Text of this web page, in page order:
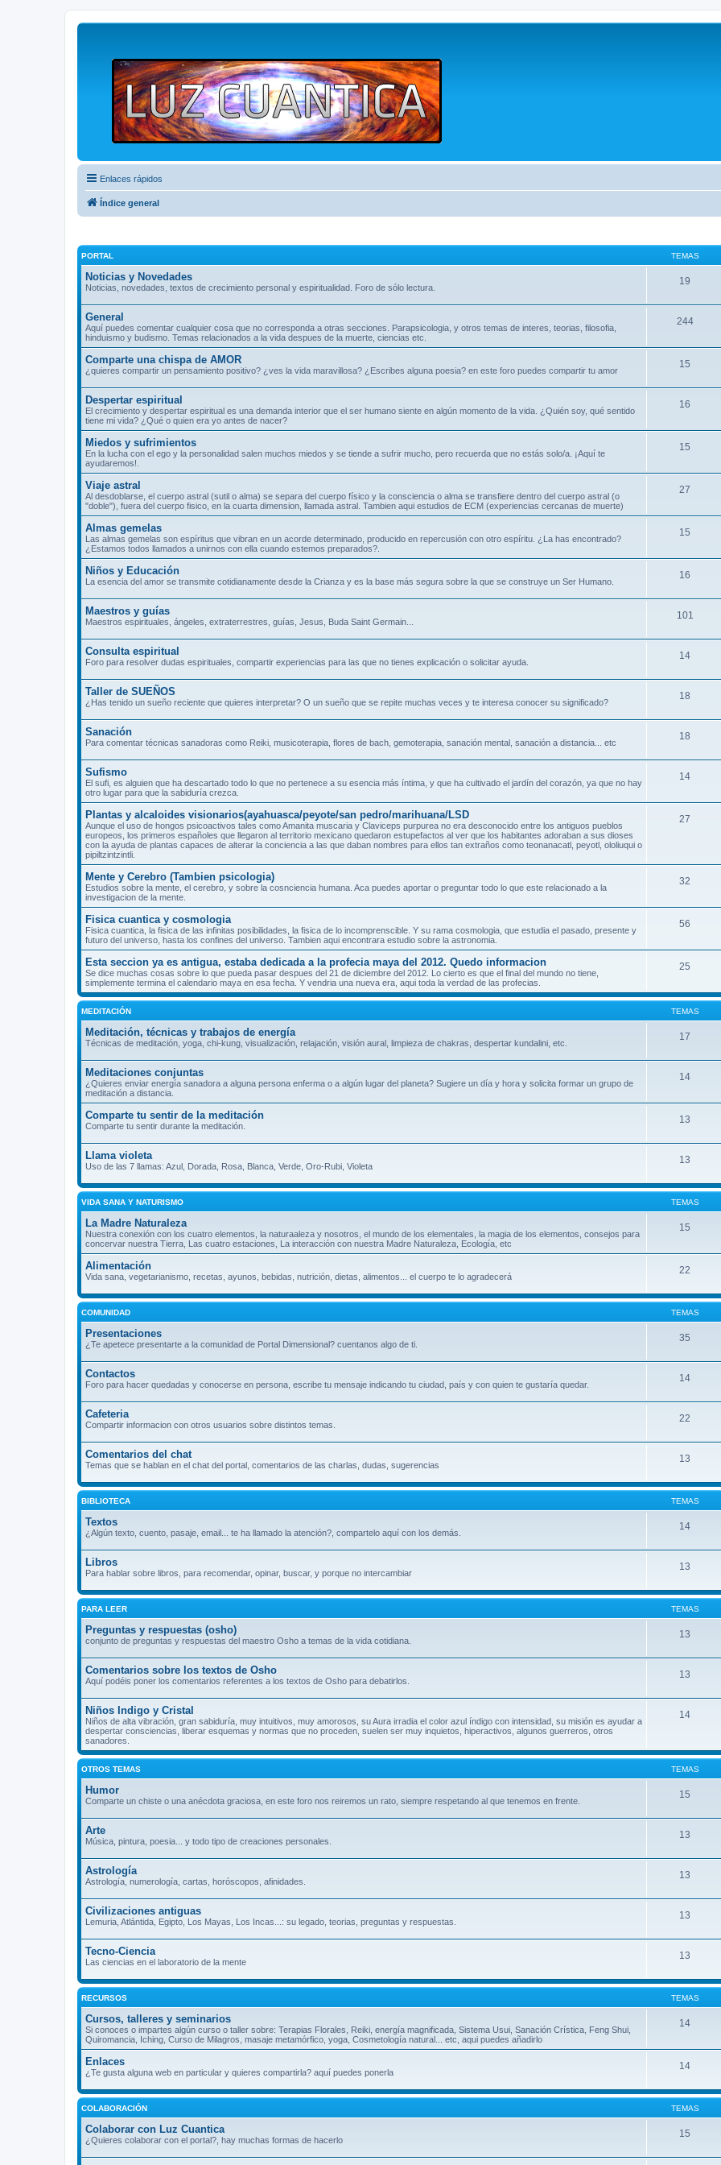
Enlaces rápidos
Índice general
PORTAL TEMAS
Noticias y Novedades
Noticias, novedades, textos de crecimiento personal y espiritualidad. Foro de sólo lectura.
19
General
Aquí puedes comentar cualquier cosa que no corresponda a otras secciones. Parapsicologia, y otros temas de interes, teorias, filosofia,
hinduismo y budismo. Temas relacionados a la vida despues de la muerte, ciencias etc.
244
Comparte una chispa de AMOR
¿quieres compartir un pensamiento positivo? ¿ves la vida maravillosa? ¿Escribes alguna poesia? en este foro puedes compartir tu amor
15
Despertar espiritual
El crecimiento y despertar espiritual es una demanda interior que el ser humano siente en algún momento de la vida. ¿Quién soy, qué sentido
tiene mi vida? ¿Qué o quien era yo antes de nacer?
16
Miedos y sufrimientos
En la lucha con el ego y la personalidad salen muchos miedos y se tiende a sufrir mucho, pero recuerda que no estás solo/a. ¡Aquí te
ayudaremos!.
15
Viaje astral
Al desdoblarse, el cuerpo astral (sutil o alma) se separa del cuerpo físico y la consciencia o alma se transfiere dentro del cuerpo astral (o
"doble"), fuera del cuerpo fisico, en la cuarta dimension, llamada astral. Tambien aqui estudios de ECM (experiencias cercanas de muerte)
27
Almas gemelas
Las almas gemelas son espíritus que vibran en un acorde determinado, producido en repercusión con otro espíritu. ¿La has encontrado?
¿Estamos todos llamados a unirnos con ella cuando estemos preparados?.
15
Niños y Educación
La esencia del amor se transmite cotidianamente desde la Crianza y es la base más segura sobre la que se construye un Ser Humano.
16
Maestros y guías
Maestros espirituales, ángeles, extraterrestres, guías, Jesus, Buda Saint Germain...
101
Consulta espiritual
Foro para resolver dudas espirituales, compartir experiencias para las que no tienes explicación o solicitar ayuda.
14
Taller de SUEÑOS
¿Has tenido un sueño reciente que quieres interpretar? O un sueño que se repite muchas veces y te interesa conocer su significado?
18
Sanación
Para comentar técnicas sanadoras como Reiki, musicoterapia, flores de bach, gemoterapia, sanación mental, sanación a distancia... etc
18
Sufismo
El sufi, es alguien que ha descartado todo lo que no pertenece a su esencia más íntima, y que ha cultivado el jardín del corazón, ya que no hay
otro lugar para que la sabiduría crezca.
14
Plantas y alcaloides visionarios(ayahuasca/peyote/san pedro/marihuana/LSD
Aunque el uso de hongos psicoactivos tales como Amanita muscaria y Claviceps purpurea no era desconocido entre los antiguos pueblos
europeos, los primeros españoles que llegaron al territorio mexicano quedaron estupefactos al ver que los habitantes adoraban a sus dioses
con la ayuda de plantas capaces de alterar la conciencia a las que daban nombres para ellos tan extraños como teonanacatl, peyotl, ololiuqui o
pipiltzintzintli.
27
Mente y Cerebro (Tambien psicologia)
Estudios sobre la mente, el cerebro, y sobre la cosnciencia humana. Aca puedes aportar o preguntar todo lo que este relacionado a la
investigacion de la mente.
32
Fisica cuantica y cosmologia
Fisica cuantica, la fisica de las infinitas posibilidades, la fisica de lo incomprenscible. Y su rama cosmologia, que estudia el pasado, presente y
futuro del universo, hasta los confines del universo. Tambien aqui encontrara estudio sobre la astronomia.
56
Esta seccion ya es antigua, estaba dedicada a la profecia maya del 2012. Quedo informacion
Se dice muchas cosas sobre lo que pueda pasar despues del 21 de diciembre del 2012. Lo cierto es que el final del mundo no tiene,
simplemente termina el calendario maya en esa fecha. Y vendria una nueva era, aqui toda la verdad de las profecias.
25
MEDITACIÓN TEMAS
Meditación, técnicas y trabajos de energía
Técnicas de meditación, yoga, chi-kung, visualización, relajación, visión aural, limpieza de chakras, despertar kundalini, etc.
17
Meditaciones conjuntas
¿Quieres enviar energía sanadora a alguna persona enferma o a algún lugar del planeta? Sugiere un día y hora y solicita formar un grupo de
meditación a distancia.
14
Comparte tu sentir de la meditación
Comparte tu sentir durante la meditación.
13
Llama violeta
Uso de las 7 llamas: Azul, Dorada, Rosa, Blanca, Verde, Oro-Rubi, Violeta
13
VIDA SANA Y NATURISMO TEMAS
La Madre Naturaleza
Nuestra conexión con los cuatro elementos, la naturaaleza y nosotros, el mundo de los elementales, la magia de los elementos, consejos para
concervar nuestra Tierra, Las cuatro estaciones, La interacción con nuestra Madre Naturaleza, Ecología, etc
15
Alimentación
Vida sana, vegetarianismo, recetas, ayunos, bebidas, nutrición, dietas, alimentos... el cuerpo te lo agradecerá
22
COMUNIDAD TEMAS
Presentaciones
¿Te apetece presentarte a la comunidad de Portal Dimensional? cuentanos algo de ti.
35
Contactos
Foro para hacer quedadas y conocerse en persona, escribe tu mensaje indicando tu ciudad, país y con quien te gustaría quedar.
14
Cafeteria
Compartir informacion con otros usuarios sobre distintos temas.
22
Comentarios del chat
Temas que se hablan en el chat del portal, comentarios de las charlas, dudas, sugerencias
13
BIBLIOTECA TEMAS
Textos
¿Algún texto, cuento, pasaje, email... te ha llamado la atención?, compartelo aquí con los demás.
14
Libros
Para hablar sobre libros, para recomendar, opinar, buscar, y porque no intercambiar
13
PARA LEER TEMAS
Preguntas y respuestas (osho)
conjunto de preguntas y respuestas del maestro Osho a temas de la vida cotidiana.
13
Comentarios sobre los textos de Osho
Aquí podéis poner los comentarios referentes a los textos de Osho para debatirlos.
13
Niños Indigo y Cristal
Niños de alta vibración, gran sabiduría, muy intuitivos, muy amorosos, su Aura irradia el color azul índigo con intensidad, su misión es ayudar a
despertar consciencias, liberar esquemas y normas que no proceden, suelen ser muy inquietos, hiperactivos, algunos guerreros, otros
sanadores.
14
OTROS TEMAS TEMAS
Humor
Comparte un chiste o una anécdota graciosa, en este foro nos reiremos un rato, siempre respetando al que tenemos en frente.
15
Arte
Música, pintura, poesia... y todo tipo de creaciones personales.
13
Astrología
Astrología, numerología, cartas, horóscopos, afinidades.
13
Civilizaciones antiguas
Lemuria, Atlántida, Egipto, Los Mayas, Los Incas...: su legado, teorias, preguntas y respuestas.
13
Tecno-Ciencia
Las ciencias en el laboratorio de la mente
13
RECURSOS TEMAS
Cursos, talleres y seminarios
Si conoces o impartes algún curso o taller sobre: Terapias Florales, Reiki, energía magnificada, Sistema Usui, Sanación Crística, Feng Shui,
Quiromancia, Iching, Curso de Milagros, masaje metamórfico, yoga, Cosmetología natural... etc, aqui puedes añadirlo
14
Enlaces
¿Te gusta alguna web en particular y quieres compartirla? aquí puedes ponerla
14
COLABORACIÓN TEMAS
Colaborar con Luz Cuantica
¿Quieres colaborar con el portal?, hay muchas formas de hacerlo
15